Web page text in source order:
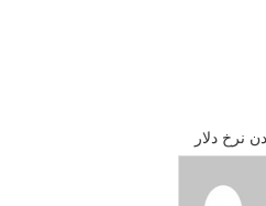
نرخ دلار